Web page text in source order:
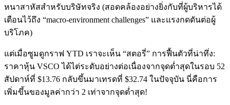
หนาสาหัสสำหรับบริษัทจริง (สอดคล้องอย่างยิ่งกับที่ผู้บริหารได้
เตือนไว้ถึง “macro-environment challenges” และแรงกดดันต่อผู้
บริโภค)
แต่เมื่อซูมดูกราฟ YTD เราจะเห็น “สตอรี่” การฟื้นตัวที่น่าทึ่ง:
ราคาหุ้น VSCO ได้ไต่ระดับอย่างต่อเนื่องจากจุดต่ำสุดในรอบ 52
สัปดาห์ที่ $13.76 กลับขึ้นมาเทรดที่ $32.74 ในปัจจุบัน นี่คือการ
เพิ่มขึ้นของมูลค่ากว่า 2 เท่าจากจุดต่ำสุด!